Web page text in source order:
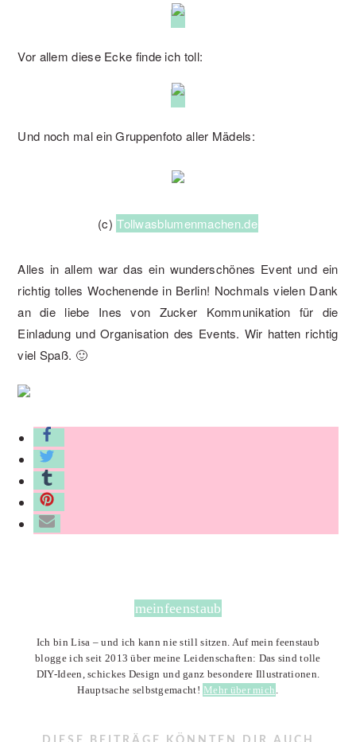
Vor allem diese Ecke finde ich toll:
Und noch mal ein Gruppenfoto aller Mädels:
(c) Tollwasblumenmachen.de
Alles in allem war das ein wunderschönes Event und ein
richtig tolles Wochenende in Berlin! Nochmals vielen Dank
an die liebe Ines von Zucker Kommunikation für die
Einladung und Organisation des Events. Wir hatten richtig
viel Spaß. 🙂
meinfeenstaub
Ich bin Lisa – und ich kann nie still sitzen. Auf mein feenstaub
blogge ich seit 2013 über meine Leidenschaften: Das sind tolle
DIY-Ideen, schickes Design und ganz besondere Illustrationen.
Hauptsache selbstgemacht! Mehr über mich .